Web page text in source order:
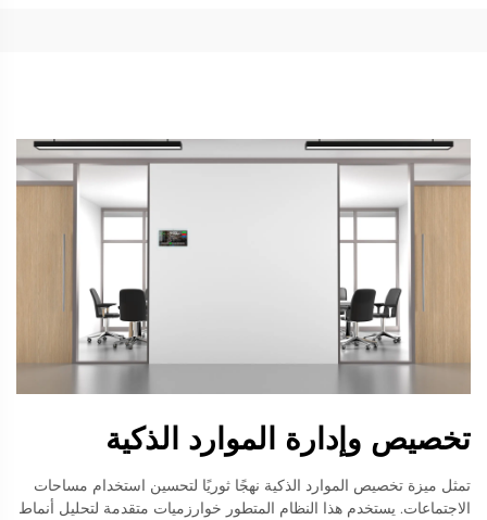
تخصيص وإدارة الموارد الذكية
تمثل ميزة تخصيص الموارد الذكية نهجًا ثوريًا لتحسين استخدام مساحات
الاجتماعات. يستخدم هذا النظام المتطور خوارزميات متقدمة لتحليل أنماط